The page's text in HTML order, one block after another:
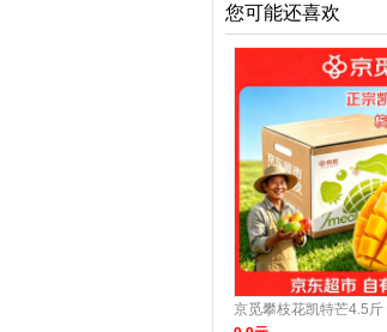
您可能还喜欢
京觅攀枝花凯特芒4.5斤